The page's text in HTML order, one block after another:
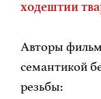
ходештии
Авторы
семантикой
резьбы: